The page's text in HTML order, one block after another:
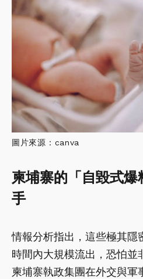
圖片來源：canva
柬埔寨的「自毀式
手
情報分析指出，這些極其隱
時間內大規模流出，恐怕並
柬埔寨執政集團在外交與軍